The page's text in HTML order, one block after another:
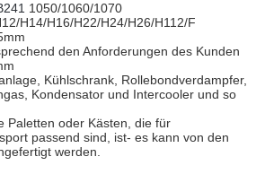
1050/1060/1070
H14/H16/H22/H24/H26/H112/F
den Anforderungen des Kunden
Kühlschrank, Rollebondverdampfer,
Kondensator und Intercooler und so
Paletten oder Kästen, die für
passend sind, ist- es kann von den
werden.